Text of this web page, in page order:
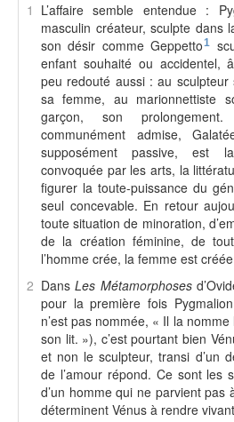
1 L’affaire semble entendue :
masculin créateur, sculpte dans
son désir comme Geppetto1
enfant souhaité ou accidentel,
peu redouté aussi : au sculpteur
sa femme, au marionnettiste
garçon, son
communément admise,
supposément passive, est
convoquée par les arts, la
figurer la toute-puissance du
seul concevable. En retour
toute situation de minoration,
de la création féminine, de
l’homme crée, la femme est
2 Dans Les Métamorphoses
pour la première fois
n’est pas nommée, « Il la
son lit. »), c’est pourtant bien
et non le sculpteur, transi d’un
de l’amour répond. Ce sont les
d’un homme qui ne parvient pas
déterminent Vénus à rendre vivant